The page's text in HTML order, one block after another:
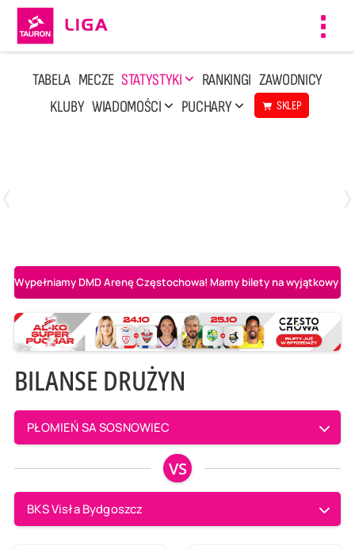
TABELA MECZE STATYSTYKI RANKINGI ZAWODNICY
KLUBY WIADOMOŚCI PUCHARY SKLEP
Wypełniamy DMD Arenę Częstochowa! Mamy bilety na wyjątkowy
BILANSE DRUŻYN
PŁOMIEŃ SA SOSNOWIEC
VS
BKS Visła Bydgoszcz